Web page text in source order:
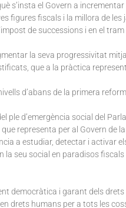
s’insta el Govern a incrementar
figures fiscals i la millora de les
de successions i en el
la seva progressivitat
que a la pràctica
d’abans de la primera
ple d’emergència social del
representa per al Govern de
a estudiar, detectar i activar
la seu social en paradisos
democràtica i garant dels drets
drets humans per a tots les